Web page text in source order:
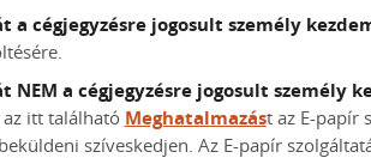
cégjegyzésre jogosult személy
a cégjegyzésre jogosult személy
itt található Meghatalmazást az E-papír
szíveskedjen. Az E-papír